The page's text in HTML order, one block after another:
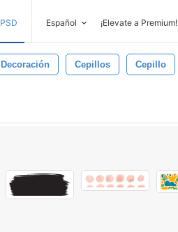
PSD Español ¡Elevate a Premium!
Decoración Cepillos Cepillo